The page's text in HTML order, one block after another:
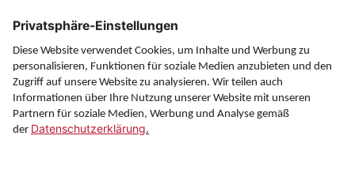
Service
Information
Folgen Sie uns auf